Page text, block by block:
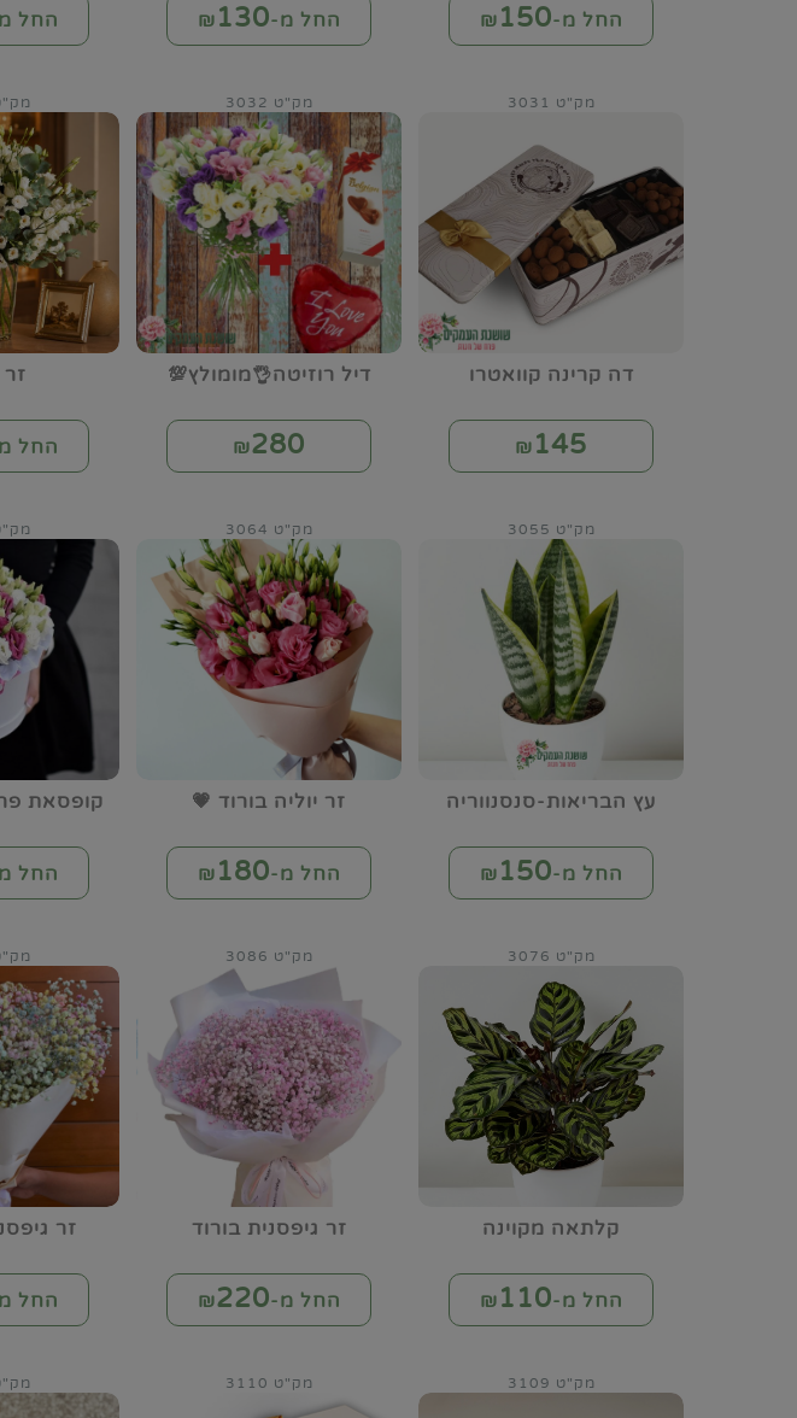
החל מ-₪150 החל מ-₪130 החל
דה קרינה קוואטרו
מק"ט 3031
₪ 145
דיל רוזיטה👌מומולץ💯
מק"ט 3032
₪280
מק"ט
החל
עץ הבריאות-סנסנווריה
מק"ט 3055
החל מ-₪150
זר יוליה בורוד 💗
מק"ט 3064
החל מ-₪180
קופסאת
מק"ט
החל
קלתאה מקוינה
מק"ט 3076
החל מ-₪110
זר גיפסנית בורוד
מק"ט 3086
החל מ-₪220
זר
מק"ט
החל
מק"ט 3109 מק"ט 3110 מק"ט